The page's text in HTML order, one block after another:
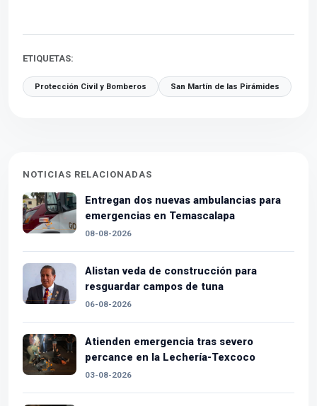
ETIQUETAS:
Protección Civil y Bomberos San Martín de las Pirámides
NOTICIAS RELACIONADAS
Entregan dos nuevas ambulancias para
emergencias en Temascalapa
08-08-2026
Alistan veda de construcción para
resguardar campos de tuna
06-08-2026
Atienden emergencia tras severo
percance en la Lechería-Texcoco
03-08-2026